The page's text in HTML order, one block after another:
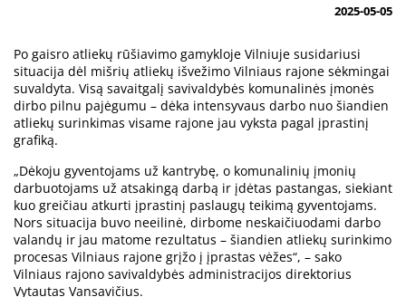
2025-05-05
Po gaisro atliekų rūšiavimo gamykloje Vilniuje susidariusi
situacija dėl mišrių atliekų išvežimo Vilniaus rajone sėkmingai
suvaldyta. Visą savaitgalį savivaldybės komunalinės įmonės
dirbo pilnu pajėgumu – dėka intensyvaus darbo nuo šiandien
atliekų surinkimas visame rajone jau vyksta pagal įprastinį
grafiką.
„Dėkoju gyventojams už kantrybę, o komunalinių įmonių
darbuotojams už atsakingą darbą ir įdėtas pastangas, siekiant
kuo greičiau atkurti įprastinį paslaugų teikimą gyventojams.
Nors situacija buvo neeilinė, dirbome neskaičiuodami darbo
valandų ir jau matome rezultatus – šiandien atliekų surinkimo
procesas Vilniaus rajone grįžo į įprastas vėžes“, – sako
Vilniaus rajono savivaldybės administracijos direktorius
Vytautas Vansavičius.